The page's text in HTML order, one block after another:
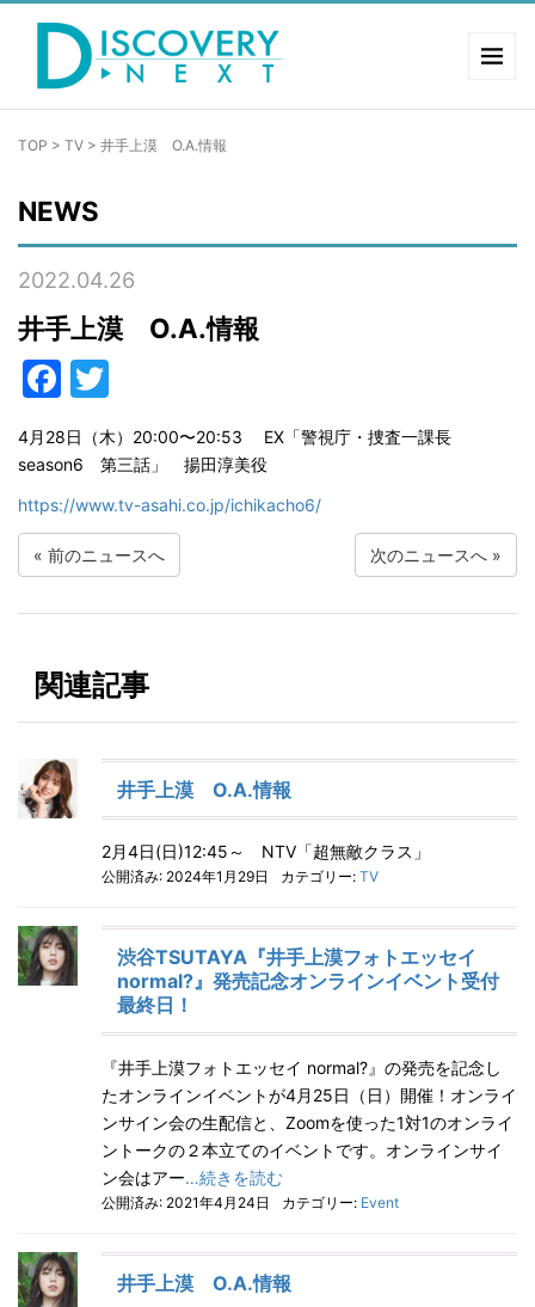
TOP > TV > 井手上漠 O.A.情報
NEWS
2022.04.26
井手上漠 O.A.情報
Facebook
4月28日（木）20:00〜20:53 EX「警視庁・捜査一課長
season6 第三話」 揚田淳美役
https://www.tv-asahi.co.jp/ichikacho6/
« 前のニュースへ 次のニュースへ »
関連記事
井手上漠 O.A.情報
2月4日(日)12:45～ NTV「超無敵クラス」
公開済み: 2024年1月29日 カテゴリー: TV
渋谷TSUTAYA『井手上漠フォトエッセイ
normal?』発売記念オンラインイベント受付
最終日！
『井手上漠フォトエッセイ normal?』の発売を記念し
たオンラインイベントが4月25日（日）開催！オンライ
ンサイン会の生配信と、Zoomを使った1対1のオンライ
ントークの２本立てのイベントです。オンラインサイ
ン会はアー…続きを読む
公開済み: 2021年4月24日 カテゴリー: Event
井手上漠 O.A.情報